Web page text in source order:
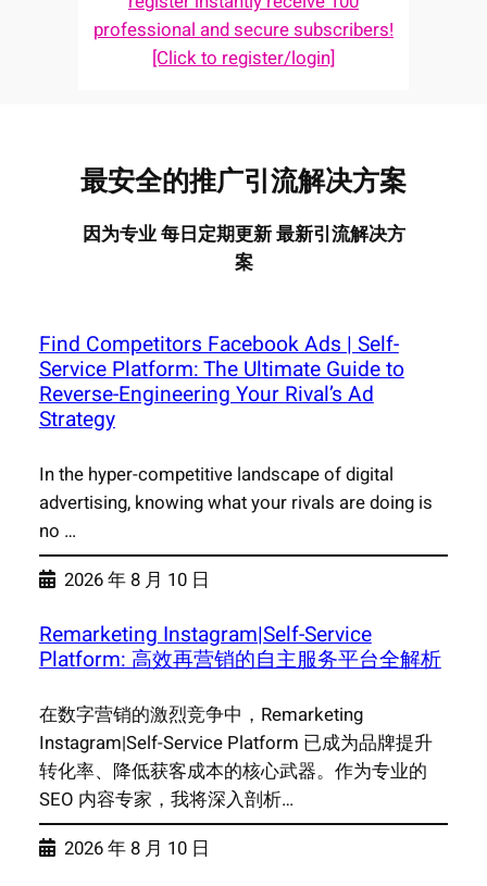
professional and secure subscribers!
[Click to register/login]
最安全的推广引流解决方案
因为专业 每日定期更新 最新引流解决方
案
Find Competitors Facebook Ads | Self-
Service Platform: The Ultimate Guide to
Reverse-Engineering Your Rival’s Ad
Strategy
In the hyper-competitive landscape of digital
advertising, knowing what your rivals are doing is
no …
2026 年 8 月 10 日
Remarketing Instagram|Self-Service
Platform: 高效再营销的自主服务平台全解析
在数字营销的激烈竞争中，Remarketing
Instagram|Self-Service Platform 已成为品牌提升
转化率、降低获客成本的核心武器。作为专业的
SEO 内容专家，我将深入剖析…
2026 年 8 月 10 日